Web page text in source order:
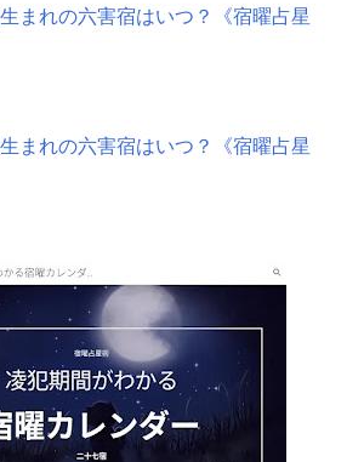
まれの六害宿はいつ？《宿曜占星
まれの六害宿はいつ？《宿曜占星